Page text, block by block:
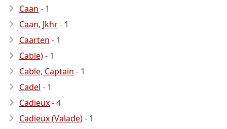
Caan - 1
Caan, Jkhr- 1
Caarten - 1
Cable)- 1
Cable, Captain - 1
Cadel - 1
Cadieux- 4
Cadieux (Valade)- 1